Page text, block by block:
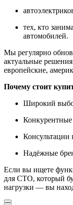
тех, кто
автомобилей.
Мы регулярно
актуальные
европейские,
Почему стоит
Широкий
Конкурентные
Консультации
Надёжные
Если вы ищете
для СТО, который
нагрузки — вы